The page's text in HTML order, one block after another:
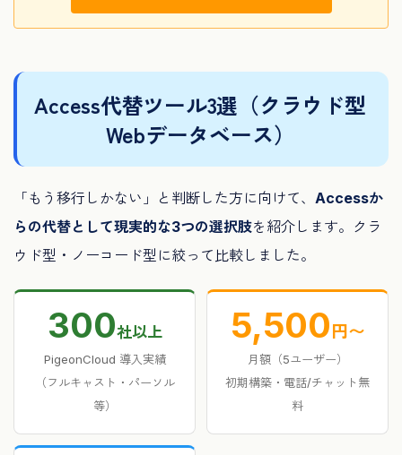
Access代替ツール3選（クラウド型
Webデータベース）
「もう移行しかない」と判断した方に向けて、 Accessか
らの代替として現実的な3つの選択肢を紹介します。クラ
ウド型・ノーコード型に絞って比較しました。
300社以上
PigeonCloud 導入実績
（フルキャスト・パーソル
等）
5,500円〜
月額（5ユーザー）
初期構築・電話/チャット無
料